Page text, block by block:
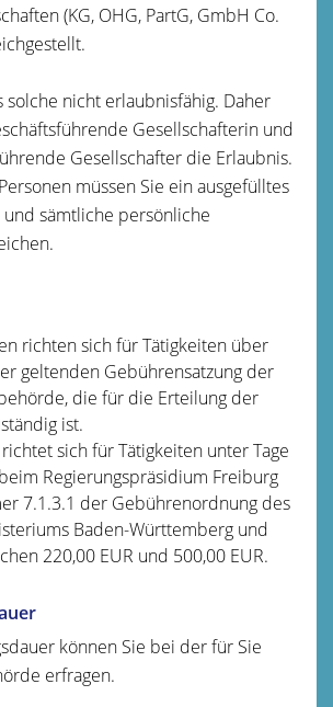
(KG, OHG, PartG, GmbH Co.
solche nicht erlaubnisfähig. Daher
Gesellschafterin und
Gesellschafter die Erlaubnis.
müssen Sie ein ausgefülltes
sämtliche persönliche
richten sich für Tätigkeiten über
geltenden Gebührensatzung der
die für die Erteilung der
ist.
sich für Tätigkeiten unter Tage
Regierungspräsidium Freiburg
7.1.3.1 der Gebührenordnung des
Baden-Württemberg und
220,00 EUR und 500,00 EUR.
können Sie bei der für Sie
erfragen.